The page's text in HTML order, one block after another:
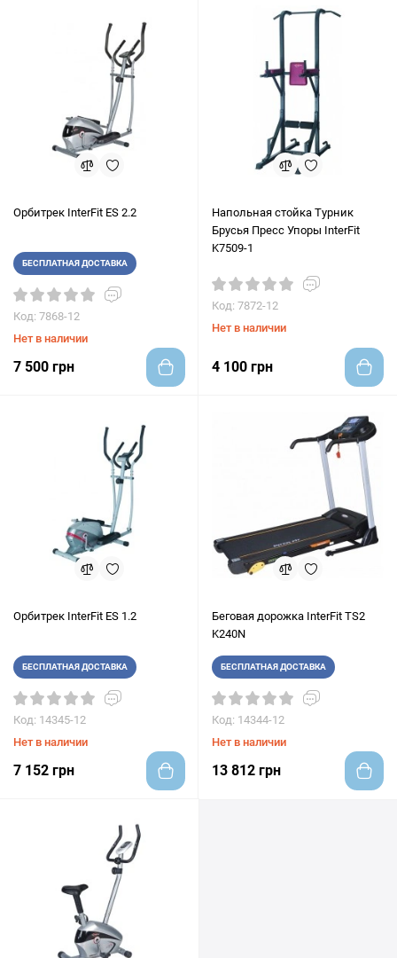
Орбитрек InterFit ES 2.2
БЕСПЛАТНАЯ ДОСТАВКА
Код: 7868-12
Нет в наличии
7 500 грн
Напольная стойка Турник
Брусья Пресс Упоры InterFit
K7509-1
Код: 7872-12
Нет в наличии
4 100 грн
Орбитрек InterFit ES 1.2
БЕСПЛАТНАЯ ДОСТАВКА
Код: 14345-12
Нет в наличии
7 152 грн
Беговая дорожка InterFit TS2
K240N
БЕСПЛАТНАЯ ДОСТАВКА
Код: 14344-12
Нет в наличии
13 812 грн